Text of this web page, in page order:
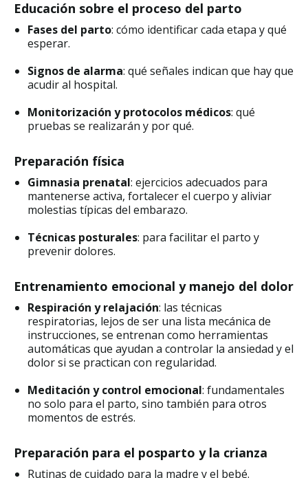
Educación sobre el proceso del parto
Fases del parto: cómo identificar cada etapa y qué
esperar.
Signos de alarma: qué señales indican que hay que
acudir al hospital.
Monitorización y protocolos médicos: qué
pruebas se realizarán y por qué.
Preparación física
Gimnasia prenatal: ejercicios adecuados para
mantenerse activa, fortalecer el cuerpo y aliviar
molestias típicas del embarazo.
Técnicas posturales: para facilitar el parto y
prevenir dolores.
Entrenamiento emocional y manejo del dolor
Respiración y relajación: las técnicas
respiratorias, lejos de ser una lista mecánica de
instrucciones, se entrenan como herramientas
automáticas que ayudan a controlar la ansiedad y el
dolor si se practican con regularidad.
Meditación y control emocional: fundamentales
no solo para el parto, sino también para otros
momentos de estrés.
Preparación para el posparto y la crianza
Rutinas de cuidado para la madre y el bebé.